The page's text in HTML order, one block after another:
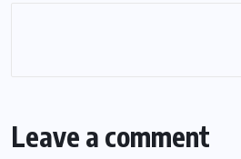
Leave a comment